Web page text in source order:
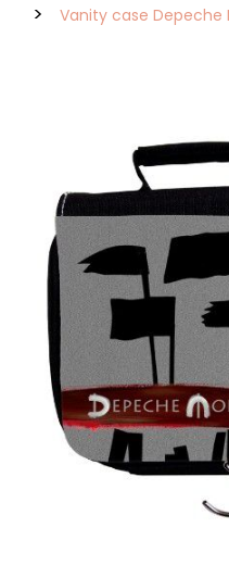
Vanity case Depeche